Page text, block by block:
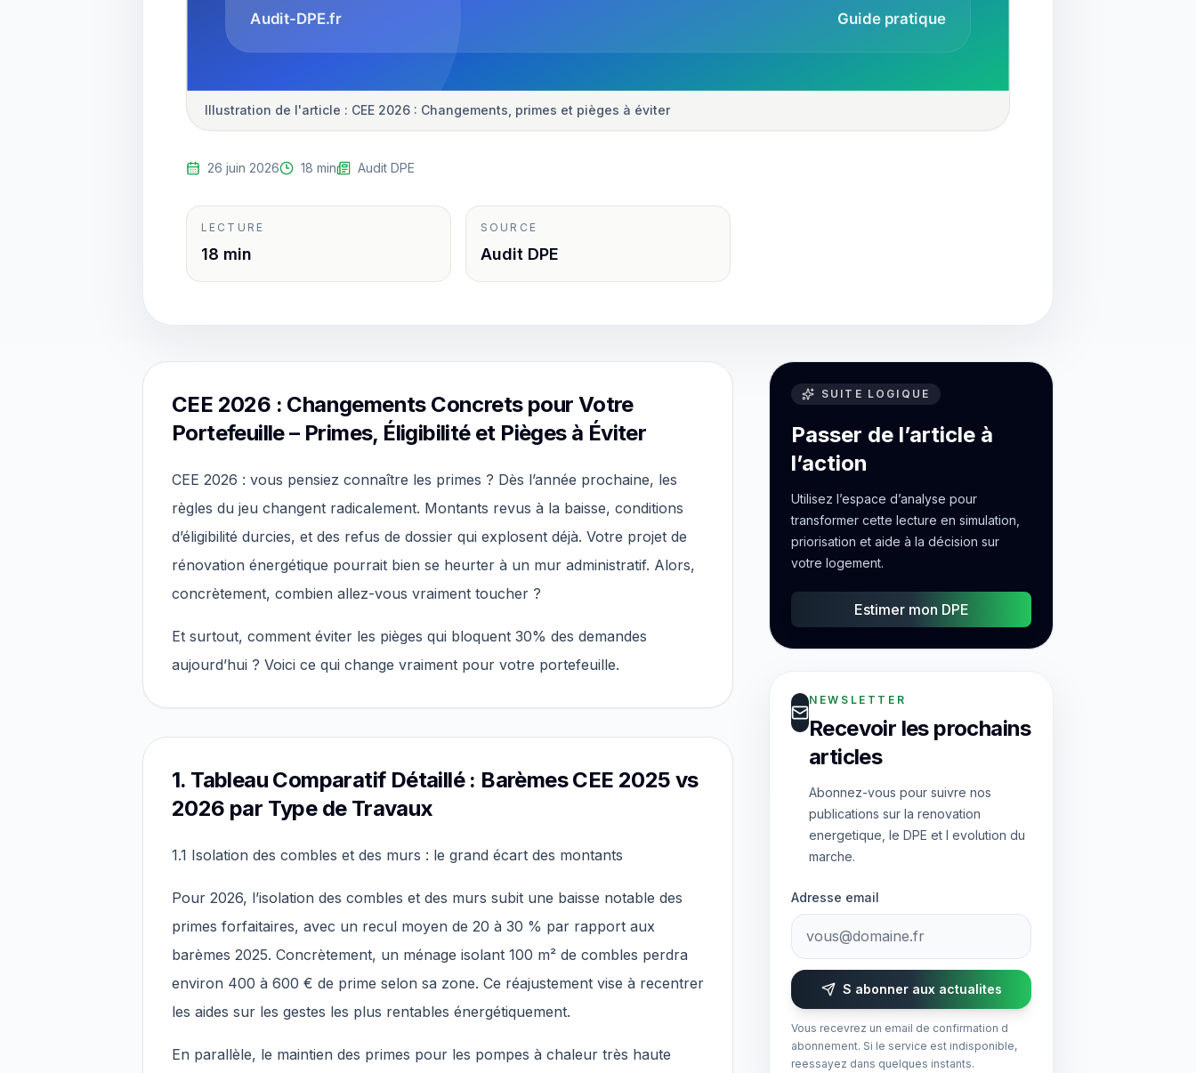
Illustration de l'article : CEE 2026 : Changements, primes et pièges à éviter
26 juin 2026 18 min Audit DPE
LECTURE
18 min
SOURCE
Audit DPE
CEE 2026 : Changements Concrets pour Votre
Portefeuille – Primes, Éligibilité et Pièges à Éviter
CEE 2026 : vous pensiez connaître les primes ? Dès l’année prochaine, les
règles du jeu changent radicalement. Montants revus à la baisse, conditions
d’éligibilité durcies, et des refus de dossier qui explosent déjà. Votre projet de
rénovation énergétique pourrait bien se heurter à un mur administratif. Alors,
concrètement, combien allez-vous vraiment toucher ?
Et surtout, comment éviter les pièges qui bloquent 30% des demandes
aujourd’hui ? Voici ce qui change vraiment pour votre portefeuille.
1. Tableau Comparatif Détaillé : Barèmes CEE 2025 vs
2026 par Type de Travaux
1.1 Isolation des combles et des murs : le grand écart des montants
Pour 2026, l’isolation des combles et des murs subit une baisse notable des
primes forfaitaires, avec un recul moyen de 20 à 30 % par rapport aux
barèmes 2025. Concrètement, un ménage isolant 100 m² de combles perdra
environ 400 à 600 € de prime selon sa zone. Ce réajustement vise à recentrer
les aides sur les gestes les plus rentables énergétiquement.
En parallèle, le maintien des primes pour les pompes à chaleur très haute
SUITE LOGIQUE
Passer de l’article à
l’action
Utilisez l’espace d’analyse pour
transformer cette lecture en simulation,
priorisation et aide à la décision sur
votre logement.
Estimer mon DPE
NEWSLETTER
Recevoir les prochains
articles
Abonnez-vous pour suivre nos
publications sur la renovation
energetique, le DPE et l evolution du
marche.
Adresse email
S abonner aux actualites
Vous recevrez un email de confirmation d
abonnement. Si le service est indisponible,
reessayez dans quelques instants.